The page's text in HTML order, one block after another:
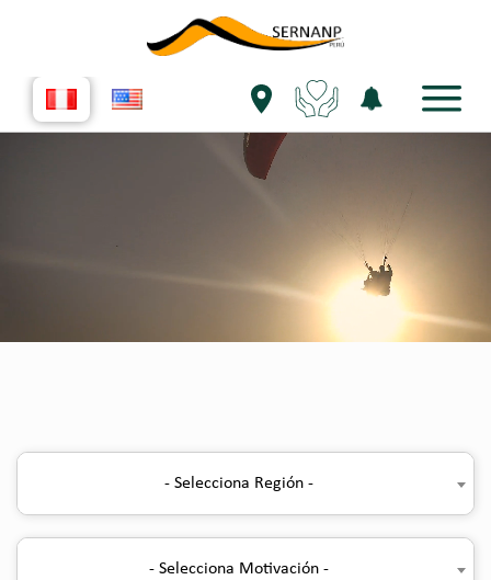
- Selecciona Región -
- Selecciona Motivación -